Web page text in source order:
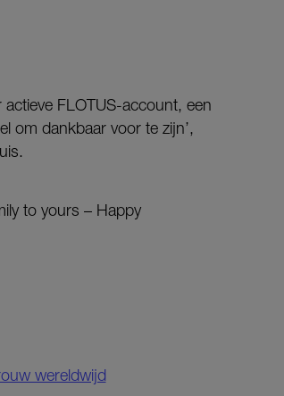
FLOTUS-account, een
om dankbaar voor te zijn’,
to yours – Happy
wereldwijd